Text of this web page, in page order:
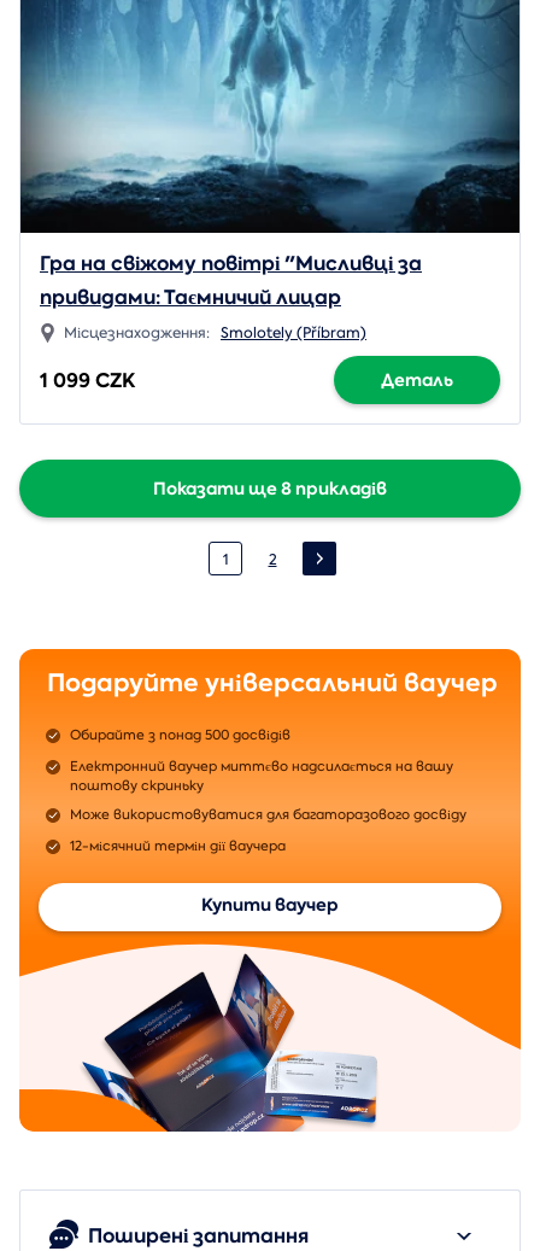
Гра на свіжому повітрі "Мисливці за
привидами: Таємничий лицар
Місцезнаходження: Smolotely (Příbram)
1 099 CZK Деталь
Показати ще 8 прикладів
1 2
Подаруйте універсальний ваучер
Обирайте з понад 500 досвідів
Електронний ваучер миттєво надсилається на вашу
поштову скриньку
Може використовуватися для багаторазового досвіду
12-місячний термін дії ваучера
Купити ваучер
Поширені запитання